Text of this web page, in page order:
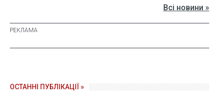
Всі новини »
ОСТАННІ ПУБЛІКАЦІЇ »